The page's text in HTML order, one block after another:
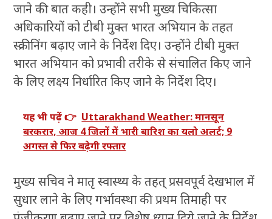
जाने की बात कही। उन्होंने सभी मुख्य चिकित्सा
अधिकारियों को टीबी मुक्त भारत अभियान के तहत
स्क्रीनिंग बढ़ाए जाने के निर्देश दिए। उन्होंने टीबी मुक्त
भारत अभियान को प्रभावी तरीके से संचालित किए जाने
के लिए लक्ष्य निर्धारित किए जाने के निर्देश दिए।
यह भी पढ़ें 👉 Uttarakhand Weather: मानसून
बरकरार, आज 4 जिलों में भारी बारिश का यलो अलर्ट; 9
अगस्त से फिर बढ़ेगी रफ्तार
मुख्य सचिव ने मातृ स्वास्थ्य के तहत् प्रसवपूर्व देखभाल में
सुधार लाने के लिए गर्भावस्था की प्रथम तिमाही पर